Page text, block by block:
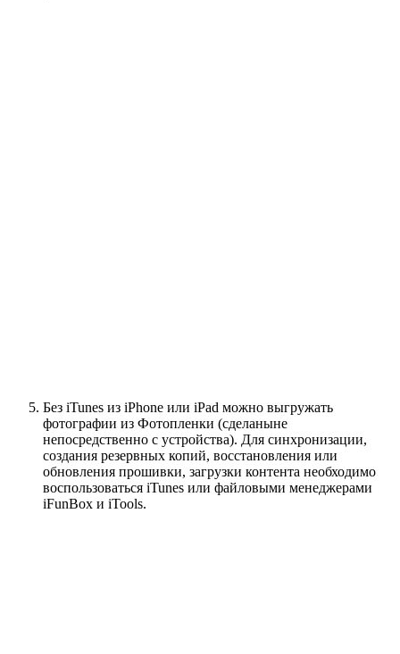
Без iTunes из iPhone или iPad можно выгружать
фотографии из Фотопленки (сделаныне
непосредственно с устройства). Для синхронизации,
создания резервных копий, восстановления или
обновления прошивки, загрузки контента необходимо
воспользоваться iTunes или файловыми менеджерами
iFunBox и iTools.